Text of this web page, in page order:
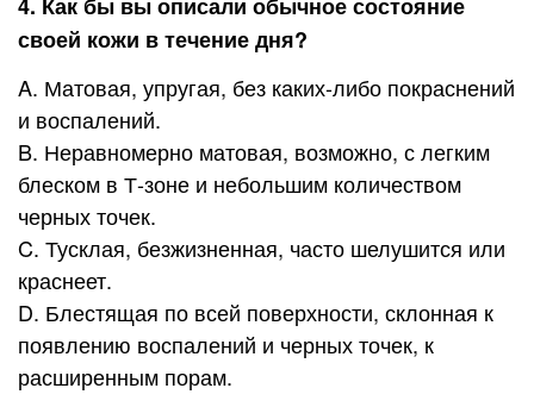
4. Как бы вы описали обычное состояние
своей кожи в течение дня?
A. Матовая, упругая, без каких-либо покраснений
и воспалений.
B. Неравномерно матовая, возможно, с легким
блеском в Т-зоне и небольшим количеством
черных точек.
C. Тусклая, безжизненная, часто шелушится или
краснеет.
D. Блестящая по всей поверхности, склонная к
появлению воспалений и черных точек, к
расширенным порам.